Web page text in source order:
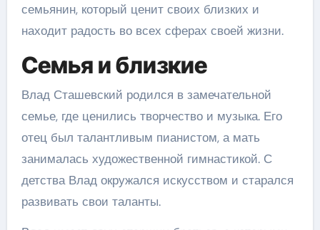
семьянин, который ценит своих близких и
находит радость во всех сферах своей жизни.
Семья и близкие
Влад Сташевский родился в замечательной
семье, где ценились творчество и музыка. Его
отец был талантливым пианистом, а мать
занималась художественной гимнастикой. С
детства Влад окружался искусством и старался
развивать свои таланты.